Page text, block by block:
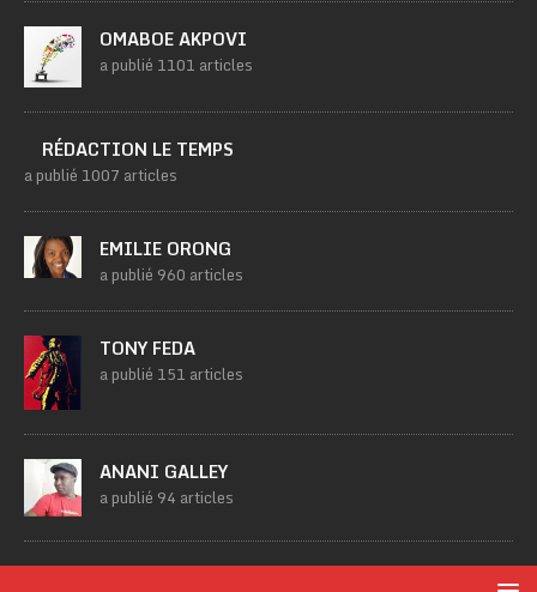
OMABOE AKPOVI
a publié 1101 articles
RÉDACTION LE TEMPS
a publié 1007 articles
EMILIE ORONG
a publié 960 articles
TONY FEDA
a publié 151 articles
ANANI GALLEY
a publié 94 articles